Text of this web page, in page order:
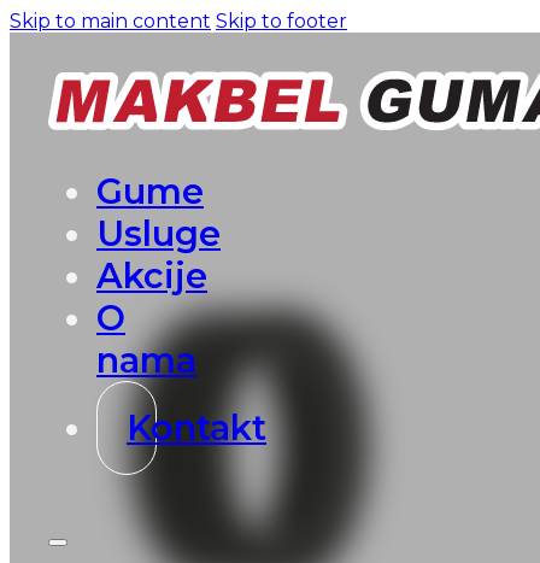
Skip to main content Skip to footer
Gume
Usluge
Akcije
O
nama
Kontakt